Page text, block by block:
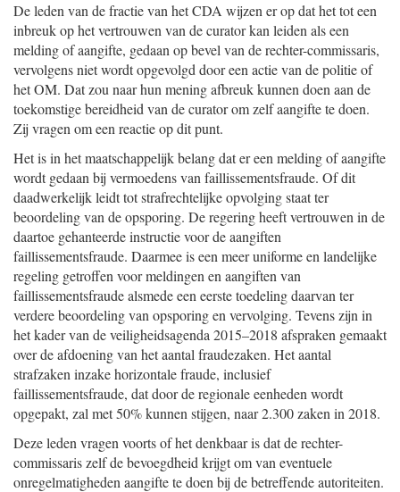
De leden van de fractie van het CDA wijzen er op dat het tot een
inbreuk op het vertrouwen van de curator kan leiden als een
melding of aangifte, gedaan op bevel van de rechter-commissaris,
vervolgens niet wordt opgevolgd door een actie van de politie of
het OM. Dat zou naar hun mening afbreuk kunnen doen aan de
toekomstige bereidheid van de curator om zelf aangifte te doen.
Zij vragen om een reactie op dit punt.
Het is in het maatschappelijk belang dat er een melding of aangifte
wordt gedaan bij vermoedens van faillissementsfraude. Of dit
daadwerkelijk leidt tot strafrechtelijke opvolging staat ter
beoordeling van de opsporing. De regering heeft vertrouwen in de
daartoe gehanteerde instructie voor de aangiften
faillissementsfraude. Daarmee is een meer uniforme en landelijke
regeling getroffen voor meldingen en aangiften van
faillissementsfraude alsmede een eerste toedeling daarvan ter
verdere beoordeling van opsporing en vervolging. Tevens zijn in
het kader van de veiligheidsagenda 2015–2018 afspraken gemaakt
over de afdoening van het aantal fraudezaken. Het aantal
strafzaken inzake horizontale fraude, inclusief
faillissementsfraude, dat door de regionale eenheden wordt
opgepakt, zal met 50% kunnen stijgen, naar 2.300 zaken in 2018.
Deze leden vragen voorts of het denkbaar is dat de rechter-
commissaris zelf de bevoegdheid krijgt om van eventuele
onregelmatigheden aangifte te doen bij de betreffende autoriteiten.